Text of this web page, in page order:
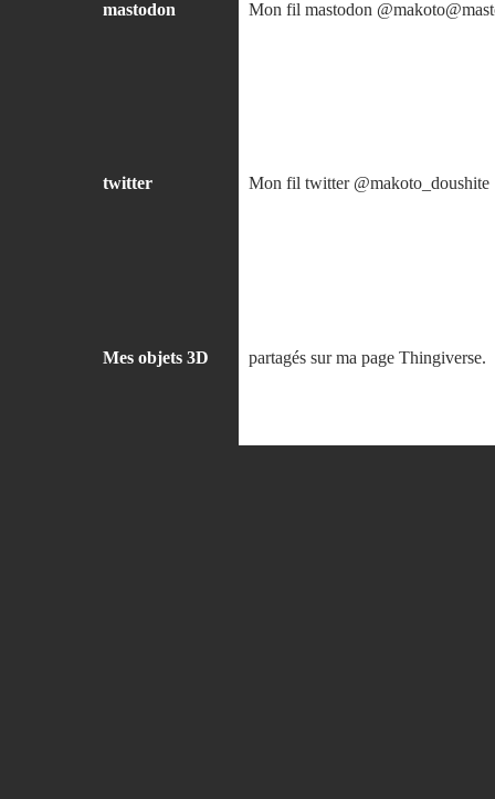
mastodon Mon fil mastodon
twitter Mon fil twitter @makoto_doushite
Mes objets 3D partagés sur ma page Thingiverse.